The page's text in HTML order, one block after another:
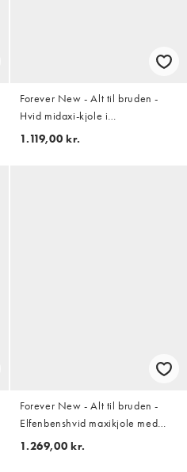
Forever New - Alt til bruden -
Hvid midaxi-kjole i
blondemateriale med
1.119,00 kr.
Forever New - Alt til bruden -
Elfenbenshvid maxikjole med
pailletter og høj
1.269,00 kr.